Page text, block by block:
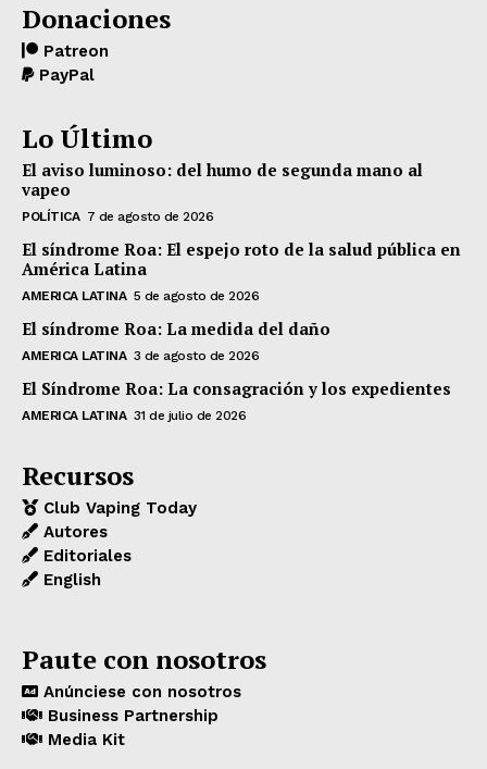
Donaciones
Patreon
PayPal
Lo Último
El aviso luminoso: del humo de segunda mano al
vapeo
POLÍTICA 7 de agosto de 2026
El síndrome Roa: El espejo roto de la salud pública en
América Latina
AMERICA LATINA 5 de agosto de 2026
El síndrome Roa: La medida del daño
AMERICA LATINA 3 de agosto de 2026
El Síndrome Roa: La consagración y los expedientes
AMERICA LATINA 31 de julio de 2026
Recursos
Club Vaping Today
Autores
Editoriales
English
Paute con nosotros
Anúnciese con nosotros
Business Partnership
Media Kit